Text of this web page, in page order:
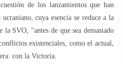
de los lanzamientos que han
cuya esencia se reduce a la
SVO, "antes de que sea demasiado
existenciales, como el actual,
con la Victoria.